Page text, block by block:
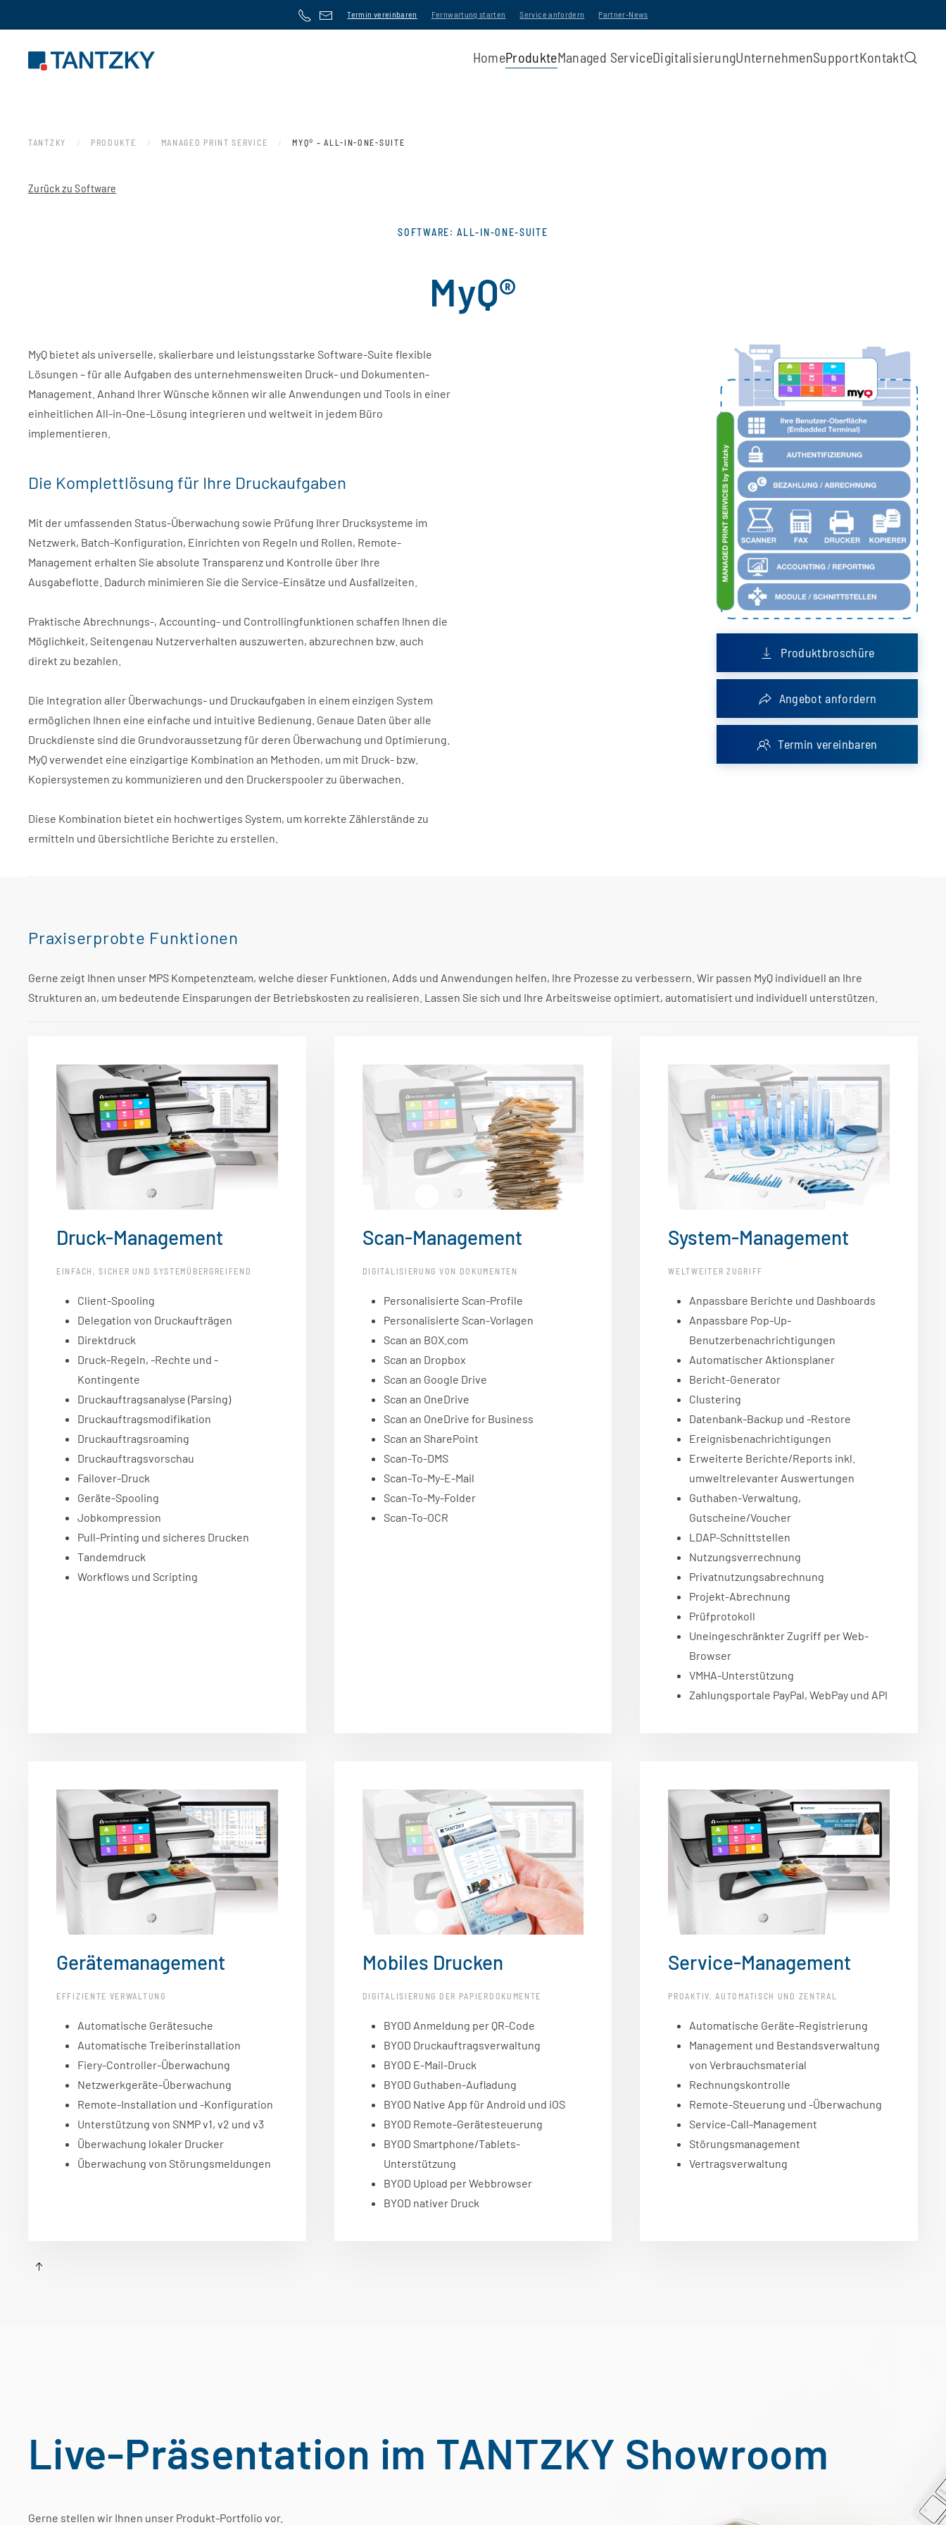
Zum Hauptinhalt springen
Termin vereinbaren Fernwartung starten Service anfordern Partner-News
HomeProdukteManaged ServiceDigitalisierungUnternehmenSupportKontakt
TANTZKY PRODUKTE MANAGED PRINT SERVICE MYQ® – ALL-IN-ONE-SUITE
Zurück zu Software
SOFTWARE: ALL-IN-ONE-SUITE
MyQ®
MyQ bietet als universelle, skalierbare und leistungsstarke Software-Suite flexible
Lösungen – für alle Aufgaben des unternehmensweiten Druck- und Dokumenten-
Management. Anhand Ihrer Wünsche können wir alle Anwendungen und Tools in einer
einheitlichen All-in-One-Lösung integrieren und weltweit in jedem Büro
implementieren.
Die Komplettlösung für Ihre Druckaufgaben
Mit der umfassenden Status-Überwachung sowie Prüfung Ihrer Drucksysteme im
Netzwerk, Batch-Konfiguration, Einrichten von Regeln und Rollen, Remote-
Management erhalten Sie absolute Transparenz und Kontrolle über Ihre
Ausgabeflotte. Dadurch minimieren Sie die Service-Einsätze und Ausfallzeiten.
Praktische Abrechnungs-, Accounting- und Controllingfunktionen schaffen Ihnen die
Möglichkeit, Seitengenau Nutzerverhalten auszuwerten, abzurechnen bzw. auch
direkt zu bezahlen.
Die Integration aller Überwachungs- und Druckaufgaben in einem einzigen System
ermöglichen Ihnen eine einfache und intuitive Bedienung. Genaue Daten über alle
Druckdienste sind die Grundvoraussetzung für deren Überwachung und Optimierung.
MyQ verwendet eine einzigartige Kombination an Methoden, um mit Druck- bzw.
Kopiersystemen zu kommunizieren und den Druckerspooler zu überwachen.
Diese Kombination bietet ein hochwertiges System, um korrekte Zählerstände zu
ermitteln und übersichtliche Berichte zu erstellen.
Produktbroschüre
Angebot anfordern
Termin vereinbaren
Praxiserprobte Funktionen
Gerne zeigt Ihnen unser MPS Kompetenzteam, welche dieser Funktionen, Adds und Anwendungen helfen, Ihre Prozesse zu verbessern. Wir passen MyQ individuell an Ihre
Strukturen an, um bedeutende Einsparungen der Betriebskosten zu realisieren. Lassen Sie sich und Ihre Arbeitsweise optimiert, automatisiert und individuell unterstützen.
Druck-Management
EINFACH, SICHER UND SYSTEMÜBERGREIFEND
Client-Spooling
Delegation von Druckaufträgen
Direktdruck
Druck-Regeln, -Rechte und -
Kontingente
Druckauftragsanalyse (Parsing)
Druckauftragsmodifikation
Druckauftragsroaming
Druckauftragsvorschau
Failover-Druck
Geräte-Spooling
Jobkompression
Pull-Printing und sicheres Drucken
Tandemdruck
Workflows und Scripting
Scan-Management
DIGITALISIERUNG VON DOKUMENTEN
Personalisierte Scan-Profile
Personalisierte Scan-Vorlagen
Scan an BOX.com
Scan an Dropbox
Scan an Google Drive
Scan an OneDrive
Scan an OneDrive for Business
Scan an SharePoint
Scan-To-DMS
Scan-To-My-E-Mail
Scan-To-My-Folder
Scan-To-OCR
System-Management
WELTWEITER ZUGRIFF
Anpassbare Berichte und Dashboards
Anpassbare Pop-Up-
Benutzerbenachrichtigungen
Automatischer Aktionsplaner
Bericht-Generator
Clustering
Datenbank-Backup und -Restore
Ereignisbenachrichtigungen
Erweiterte Berichte/Reports inkl.
umweltrelevanter Auswertungen
Guthaben-Verwaltung,
Gutscheine/Voucher
LDAP-Schnittstellen
Nutzungsverrechnung
Privatnutzungsabrechnung
Projekt-Abrechnung
Prüfprotokoll
Uneingeschränkter Zugriff per Web-
Browser
VMHA-Unterstützung
Zahlungsportale PayPal, WebPay und API
Gerätemanagement
EFFIZIENTE VERWALTUNG
Automatische Gerätesuche
Automatische Treiberinstallation
Fiery-Controller-Überwachung
Netzwerkgeräte-Überwachung
Remote-Installation und -Konfiguration
Unterstützung von SNMP v1, v2 und v3
Überwachung lokaler Drucker
Überwachung von Störungsmeldungen
Mobiles Drucken
DIGITALISIERUNG DER PAPIERDOKUMENTE
BYOD Anmeldung per QR-Code
BYOD Druckauftragsverwaltung
BYOD E-Mail-Druck
BYOD Guthaben-Aufladung
BYOD Native App für Android und iOS
BYOD Remote-Gerätesteuerung
BYOD Smartphone/Tablets-
Unterstützung
BYOD Upload per Webbrowser
BYOD nativer Druck
Service-Management
PROAKTIV, AUTOMATISCH UND ZENTRAL
Automatische Geräte-Registrierung
Management und Bestandsverwaltung
von Verbrauchsmaterial
Rechnungskontrolle
Remote-Steuerung und -Überwachung
Service-Call-Management
Störungsmanagement
Vertragsverwaltung
Live-Präsentation im TANTZKY Showroom
Gerne stellen wir Ihnen unser Produkt-Portfolio vor.